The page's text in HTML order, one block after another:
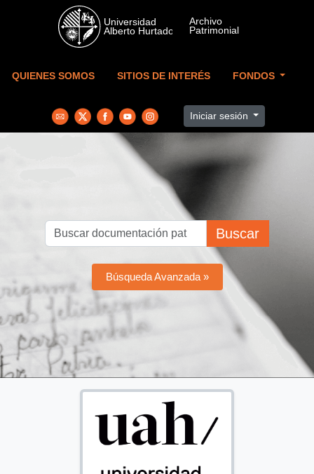
Skip to main content
QUIENES SOMOS SITIOS DE INTERÉS FONDOS
Iniciar sesión
Buscar
Búsqueda Avanzada »